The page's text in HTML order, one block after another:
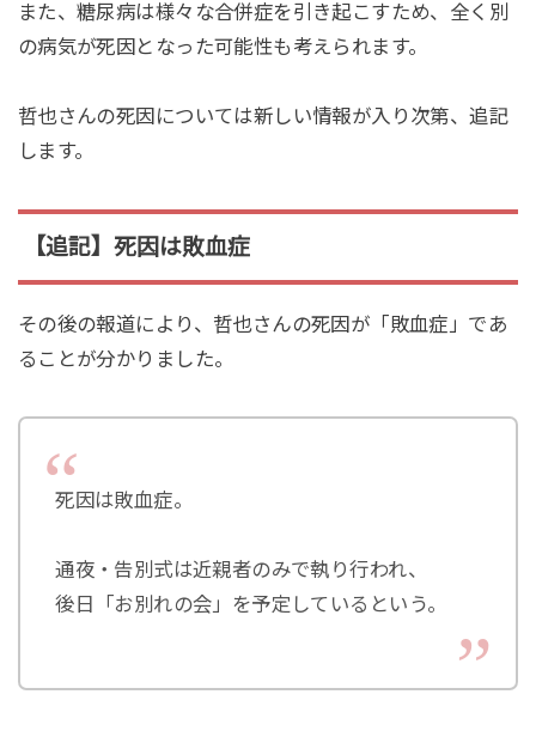
また、糖尿病は様々な合併症を引き起こすため、全く別
の病気が死因となった可能性も考えられます。
哲也さんの死因については新しい情報が入り次第、追記
します。
【追記】死因は敗血症
その後の報道により、哲也さんの死因が「敗血症」であ
ることが分かりました。
死因は敗血症。
通夜・告別式は近親者のみで執り行われ、
後日「お別れの会」を予定しているという。